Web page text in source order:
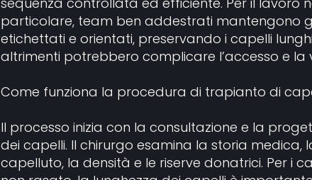
particolare, team ben addestrati mantengono
etichettati e orientati, preservando i capelli
altrimenti potrebbero complicare l’accesso e la
Come funziona la procedura di trapianto di
Il processo inizia con la consultazione e la
dei capelli. Il chirurgo esamina la storia medica,
capelluto, la densità e le riserve donatrici. Per i